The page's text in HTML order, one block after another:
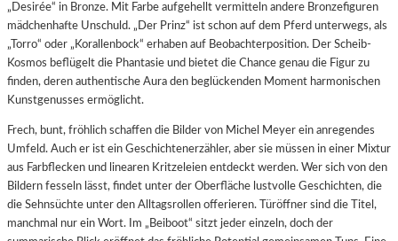
„Desirée“ in Bronze. Mit Farbe aufgehellt vermitteln andere Bronzefiguren
mädchenhafte Unschuld. „Der Prinz“ ist schon auf dem Pferd unterwegs, als
„Torro“ oder „Korallenbock“ erhaben auf Beobachterposition. Der Scheib-
Kosmos beflügelt die Phantasie und bietet die Chance genau die Figur zu
finden, deren authentische Aura den beglückenden Moment harmonischen
Kunstgenusses ermöglicht.
Frech, bunt, fröhlich schaffen die Bilder von Michel Meyer ein anregendes
Umfeld. Auch er ist ein Geschichtenerzähler, aber sie müssen in einer Mixtur
aus Farbflecken und linearen Kritzeleien entdeckt werden. Wer sich von den
Bildern fesseln lässt, findet unter der Oberfläche lustvolle Geschichten, die
die Sehnsüchte unter den Alltagsrollen offerieren. Türöffner sind die Titel,
manchmal nur ein Wort. Im „Beiboot“ sitzt jeder einzeln, doch der